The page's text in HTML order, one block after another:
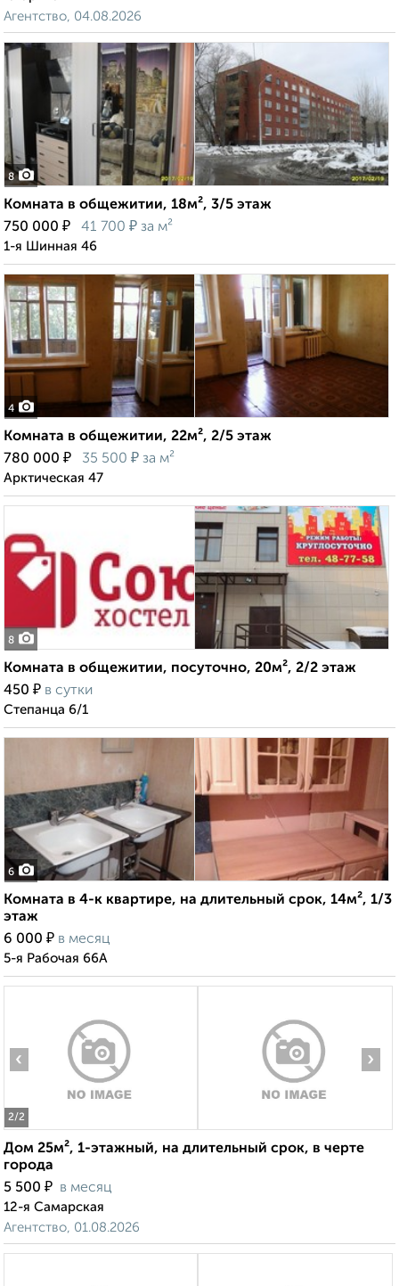
Агентство, 04.08.2026
8
Комната в общежитии, 18м², 3/5 этаж
750 000 ₽ 41 700 ₽ за м²
1-я Шинная 46
4
Комната в общежитии, 22м², 2/5 этаж
780 000 ₽ 35 500 ₽ за м²
Арктическая 47
8
Комната в общежитии, посуточно, 20м², 2/2 этаж
450 ₽ в сутки
Степанца 6/1
6
Комната в 4-к квартире, на длительный срок, 14м², 1/3
этаж
6 000 ₽ в месяц
5-я Рабочая 66А
2/2
‹ ›
Дом 25м², 1-этажный, на длительный срок, в черте
города
5 500 ₽ в месяц
12-я Самарская
Агентство, 01.08.2026